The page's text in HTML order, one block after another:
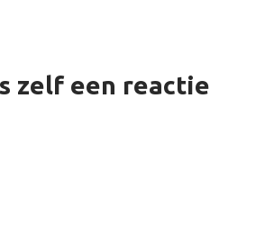
zelf een reactie